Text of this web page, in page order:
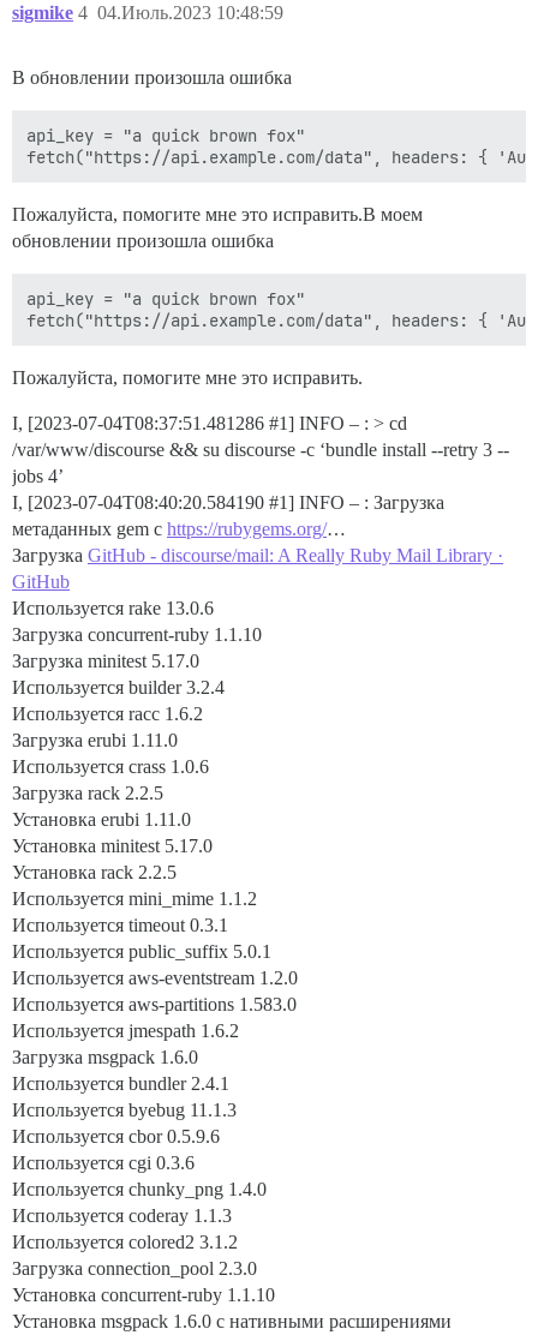
sigmike 04.Июль.2023 10:48:59
4
В обновлении произошла ошибка
api_key = "a quick brown fox"
Пожалуйста, помогите мне это исправить.В моем
обновлении произошла ошибка
api_key = "a quick brown fox"
Пожалуйста, помогите мне это исправить.
I, [2023-07-04T08:37:51.481286 #1] INFO – : > cd
/var/www/discourse && su discourse -c ‘bundle install --retry 3 --
jobs 4’
I, [2023-07-04T08:40:20.584190 #1] INFO – : Загрузка
метаданных gem с https://rubygems.org/…
Загрузка GitHub - discourse/mail: A Really Ruby Mail Library ·
GitHub
Используется rake 13.0.6
Загрузка concurrent-ruby 1.1.10
Загрузка minitest 5.17.0
Используется builder 3.2.4
Используется racc 1.6.2
Загрузка erubi 1.11.0
Используется crass 1.0.6
Загрузка rack 2.2.5
Установка erubi 1.11.0
Установка minitest 5.17.0
Установка rack 2.2.5
Используется mini_mime 1.1.2
Используется timeout 0.3.1
Используется public_suffix 5.0.1
Используется aws-eventstream 1.2.0
Используется aws-partitions 1.583.0
Используется jmespath 1.6.2
Загрузка msgpack 1.6.0
Используется bundler 2.4.1
Используется byebug 11.1.3
Используется cbor 0.5.9.6
Используется cgi 0.3.6
Используется chunky_png 1.4.0
Используется coderay 1.1.3
Используется colored2 3.1.2
Загрузка connection_pool 2.3.0
Установка concurrent-ruby 1.1.10
Установка msgpack 1.6.0 с нативными расширениями